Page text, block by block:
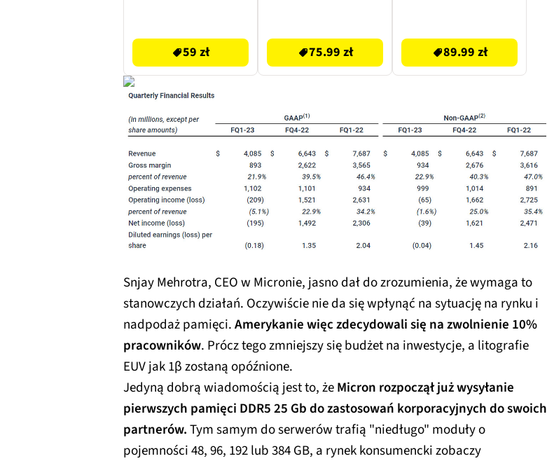
59 zł 75.99 zł 89.99 zł
Snjay Mehrotra, CEO w Micronie, jasno dał do zrozumienia, że wymaga to
stanowczych działań. Oczywiście nie da się wpłynąć na sytuację na rynku i
nadpodaż pamięci.Amerykanie więc zdecydowali się na zwolnienie 10%
pracowników. Prócz tego zmniejszy się budżet na inwestycje, a litografie
EUV jak 1β zostaną opóźnione.
Jedyną dobrą wiadomością jest to, żeMicron rozpoczął już wysyłanie
pierwszych pamięci DDR5 25 Gb do zastosowań korporacyjnych do swoich
partnerów.Tym samym do serwerów trafią "niedługo" moduły o
pojemności 48, 96, 192 lub 384 GB, a rynek konsumencki zobaczy